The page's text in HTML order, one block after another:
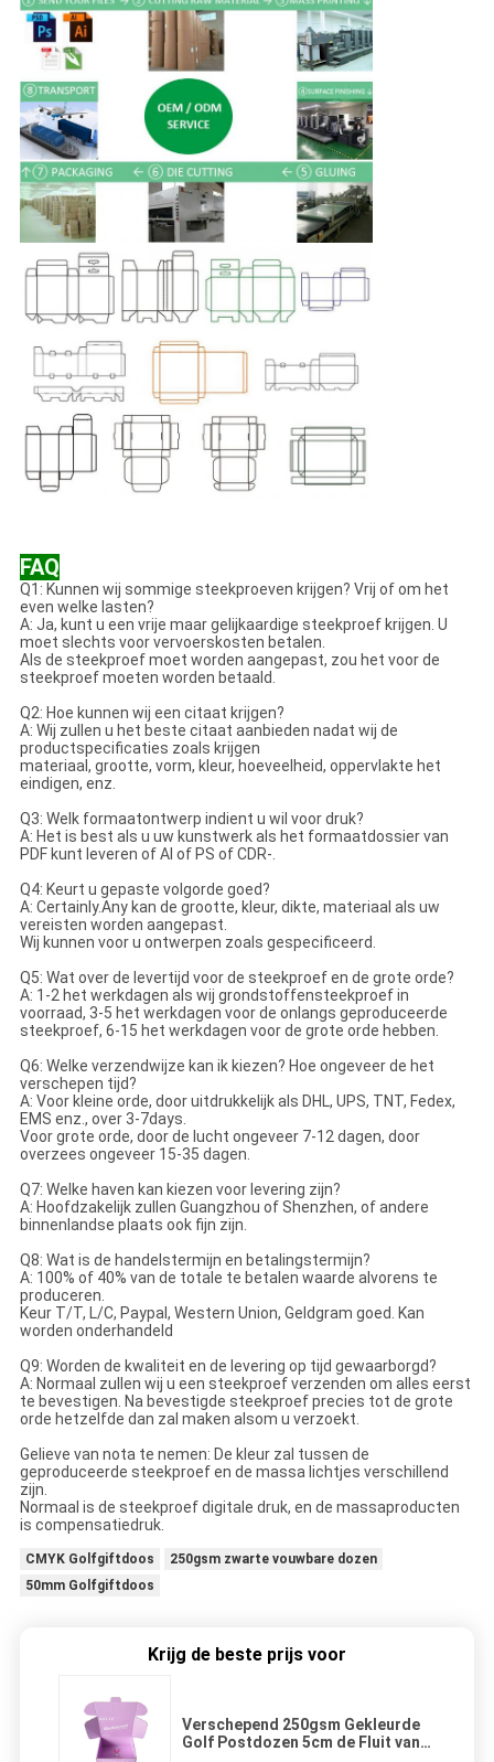
FAQ
Q1: Kunnen wij sommige steekproeven krijgen? Vrij of om het
even welke lasten?
A: Ja, kunt u een vrije maar gelijkaardige steekproef krijgen. U
moet slechts voor vervoerskosten betalen.
Als de steekproef moet worden aangepast, zou het voor de
steekproef moeten worden betaald.
Q2: Hoe kunnen wij een citaat krijgen?
A: Wij zullen u het beste citaat aanbieden nadat wij de
productspecificaties zoals krijgen
materiaal, grootte, vorm, kleur, hoeveelheid, oppervlakte het
eindigen, enz.
Q3: Welk formaatontwerp indient u wil voor druk?
A: Het is best als u uw kunstwerk als het formaatdossier van
PDF kunt leveren of AI of PS of CDR-.
Q4: Keurt u gepaste volgorde goed?
A: Certainly.Any kan de grootte, kleur, dikte, materiaal als uw
vereisten worden aangepast.
Wij kunnen voor u ontwerpen zoals gespecificeerd.
Q5: Wat over de levertijd voor de steekproef en de grote orde?
A: 1-2 het werkdagen als wij grondstoffensteekproef in
voorraad, 3-5 het werkdagen voor de onlangs geproduceerde
steekproef, 6-15 het werkdagen voor de grote orde hebben.
Q6: Welke verzendwijze kan ik kiezen? Hoe ongeveer de het
verschepen tijd?
A: Voor kleine orde, door uitdrukkelijk als DHL, UPS, TNT, Fedex,
EMS enz., over 3-7days.
Voor grote orde, door de lucht ongeveer 7-12 dagen, door
overzees ongeveer 15-35 dagen.
Q7: Welke haven kan kiezen voor levering zijn?
A: Hoofdzakelijk zullen Guangzhou of Shenzhen, of andere
binnenlandse plaats ook fijn zijn.
Q8: Wat is de handelstermijn en betalingstermijn?
A: 100% of 40% van de totale te betalen waarde alvorens te
produceren.
Keur T/T, L/C, Paypal, Western Union, Geldgram goed. Kan
worden onderhandeld
Q9: Worden de kwaliteit en de levering op tijd gewaarborgd?
A: Normaal zullen wij u een steekproef verzenden om alles eerst
te bevestigen. Na bevestigde steekproef precies tot de grote
orde hetzelfde dan zal maken alsom u verzoekt.
Gelieve van nota te nemen: De kleur zal tussen de
geproduceerde steekproef en de massa lichtjes verschillend
zijn.
Normaal is de steekproef digitale druk, en de massaproducten
is compensatiedruk.
CMYK Golfgiftdoos
250gsm zwarte vouwbare dozen
50mm Golfgiftdoos
Krijg de beste prijs voor
Verschepend 250gsm Gekleurde
Golf Postdozen 5cm de Fluit van